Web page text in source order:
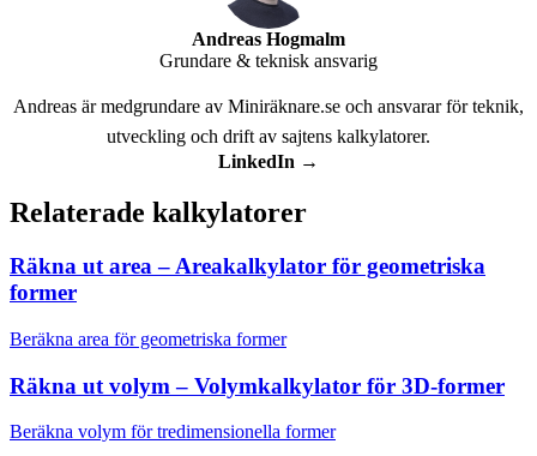
Andreas Hogmalm
Grundare & teknisk ansvarig
Andreas är medgrundare av Miniräknare.se och ansvarar för teknik,
utveckling och drift av sajtens kalkylatorer.
LinkedIn →
Relaterade kalkylatorer
Räkna ut area – Areakalkylator för geometriska
former
Beräkna area för geometriska former
Räkna ut volym – Volymkalkylator för 3D-former
Beräkna volym för tredimensionella former